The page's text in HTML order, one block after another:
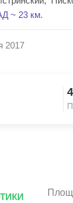
~ 23 км.
2017